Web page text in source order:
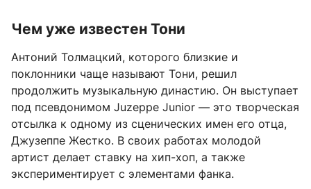
Чем уже известен Тони
Антоний Толмацкий, которого близкие и
поклонники чаще называют Тони, решил
продолжить музыкальную династию. Он выступает
под псевдонимом Juzeppe Junior — это творческая
отсылка к одному из сценических имен его отца,
Джузеппе Жестко. В своих работах молодой
артист делает ставку на хип-хоп, а также
экспериментирует с элементами фанка.